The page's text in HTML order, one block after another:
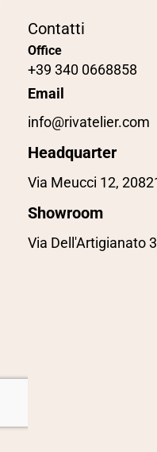
Contatti
Office
+39 340 0668858
Email
info@rivatelier.com
Headquarter
Via Meucci 12,
Showroom
Via Dell'Artigianato